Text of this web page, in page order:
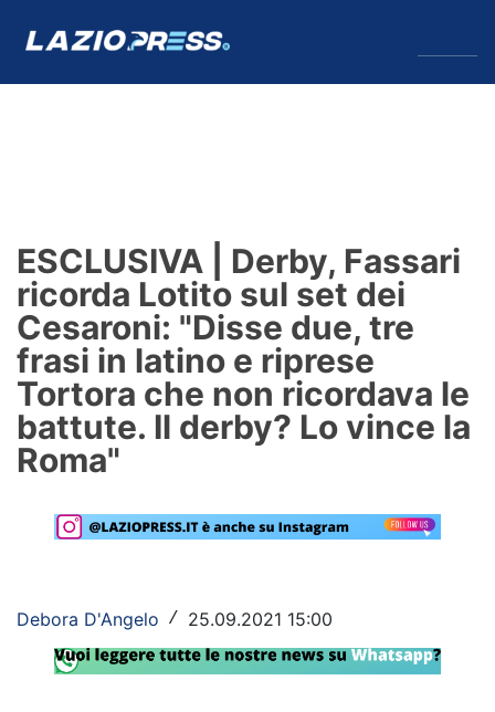
Formello
Infortuni
Primavera
Calciomercato
Lazio Women
Rassegna Lazio
Calcio
Serie A
ESCLUSIVA | Derby, Fassari
ricorda Lotito sul set dei
Cesaroni: "Disse due, tre
frasi in latino e riprese
Tortora che non ricordava le
battute. Il derby? Lo vince la
Roma"
Debora D'Angelo / 25.09.2021 15:00